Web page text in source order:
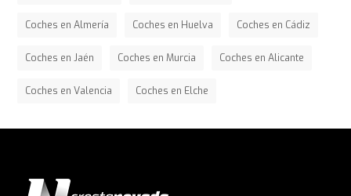
Coches en Almería Coches en Huelva Coches en Cádiz
Coches en Jaén Coches en Murcia Coches en Alicante
Coches en Valencia Coches en Elche